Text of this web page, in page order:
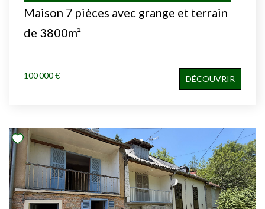
Maison 7 pièces avec grange et terrain
de 3800m²
100 000 € DÉCOUVRIR